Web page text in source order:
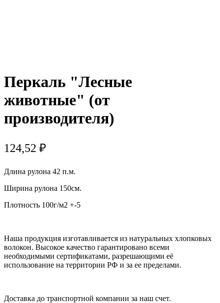
Перкаль "Лесные
животные" (от
производителя)
124,52 ₽
Длина рулона 42 п.м.
Ширина рулона 150см.
Плотность 100г/м2 +-5
Наша продукция изготавливается из натуральных хлопковых
волокон. Высокое качество гарантировано всеми
необходимыми сертификатами, разрешающими её
использование на территории РФ и за ее пределами.
Доставка до транспортной компании за наш счет.